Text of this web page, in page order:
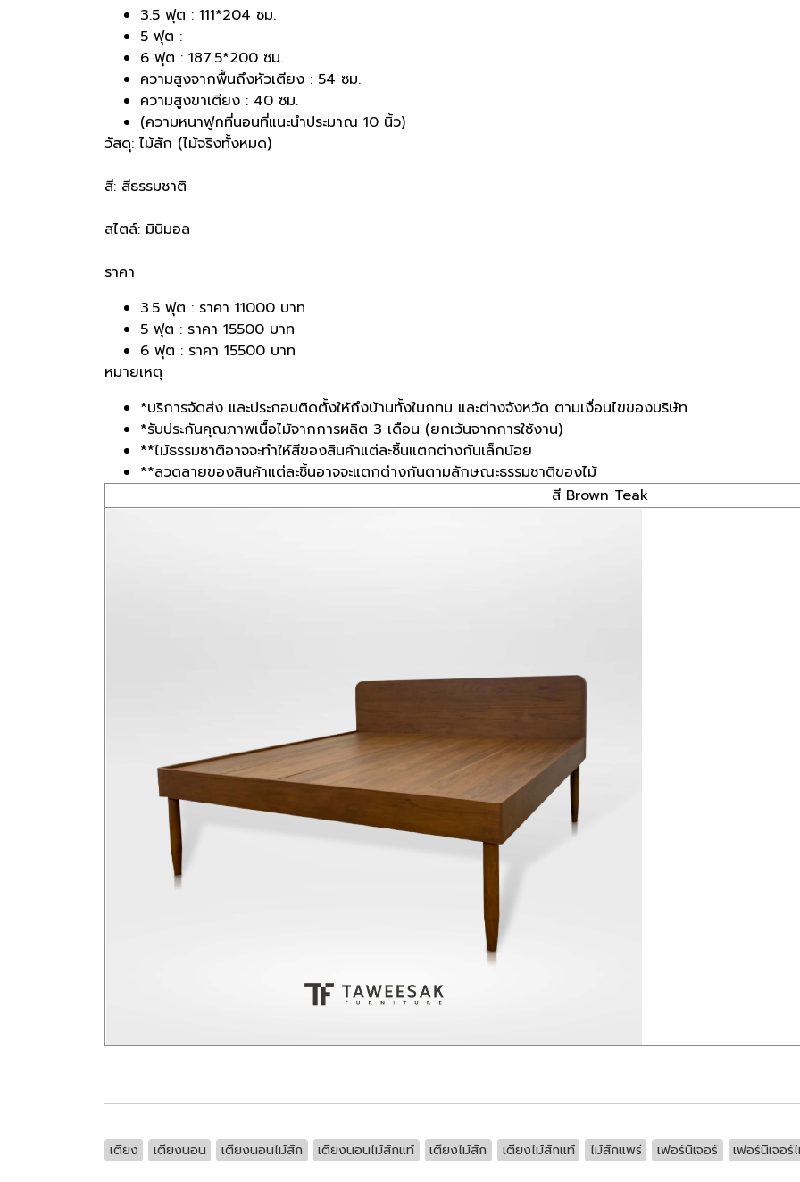
3.5 ฟุต : 111*204 ซม.
5 ฟุต :
6 ฟุต : 187.5*200 ซม.
ความสูงจากพื้นถึงหัวเตียง : 54 ซม.
ความสูงขาเตียง : 40 ซม.
(ความหนาฟูกที่นอนที่แนะนำประมาณ 10 นิ้ว)
วัสดุ: ไม้สัก (ไม้จริงทั้งหมด)
สี: สีธรรมชาติ
สไตล์: มินิมอล
ราคา
3.5 ฟุต : ราคา 11000 บาท
5 ฟุต : ราคา 15500 บาท
6 ฟุต : ราคา 15500 บาท
หมายเหตุ
*บริการจัดส่ง และประกอบติดตั้งให้ถึงบ้านทั้งในกทม และต่างจังหวัด ตามเงื่อนไขของบริษัท
*รับประกันคุณภาพเนื้อไม้จากการผลิต 3 เดือน (ยกเว้นจากการใช้งาน)
**ไม้ธรรมชาติอาจจะทำให้สีของสินค้าแต่ละชิ้นแตกต่างกันเล็กน้อย
**ลวดลายของสินค้าแต่ละชิ้นอาจจะแตกต่างกันตามลักษณะธรรมชาติของไม้
สี Brown Teak
เตียง เตียงนอน เตียงนอนไม้สัก เตียงนอนไม้สักแท้ เตียงไม้สัก เตียงไม้สักแท้ ไม้สักแพร่ เฟอร์นิเจอร์ เฟอร์นิเจอร์